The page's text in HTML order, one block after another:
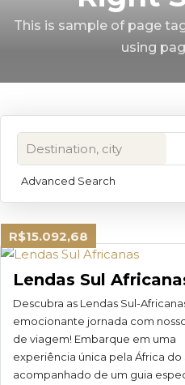
This is sample of page
using
Advanced Search
R$15.092,68
Lendas Sul
Descubra as Lendas Sul-
emocionante jornada com
de viagem! Embarque em uma
experiência única pela África do
acompanhado de um guia